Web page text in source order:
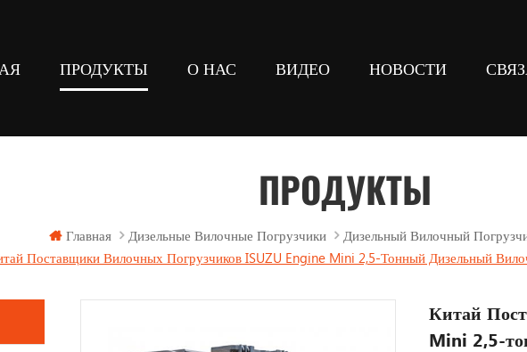
ПРОДУКТЫ О НАС ВИДЕО НОВОСТИ
ПРОДУКТЫ
Главная Дизельные Вилочные Погрузчики
Дизельный Вилочный
Поставщики Вилочных Погрузчиков ISUZU Engine Mini 2,5-Тонный Дизельный
Китай
Mini 2,5-